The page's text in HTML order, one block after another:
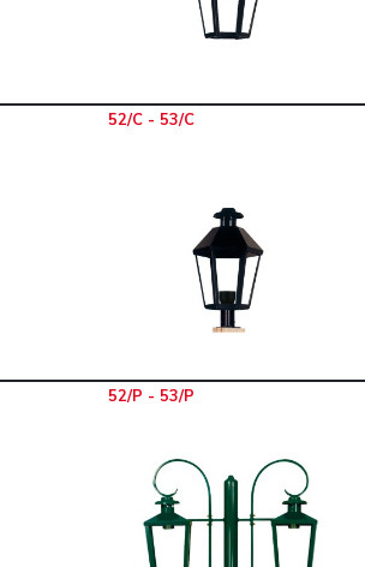
52/C - 53/C
52/P - 53/P